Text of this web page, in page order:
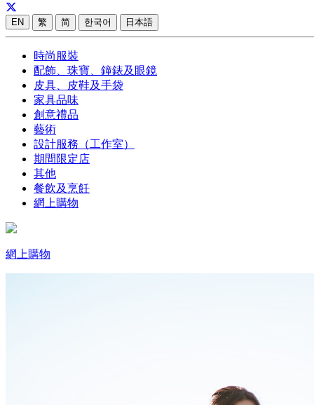
EN 繁 简 한국어 日本語
時尚服裝
配飾、珠寶、鐘錶及眼鏡
皮具、皮鞋及手袋
家具品味
創意禮品
藝術
設計服務（工作室）
期間限定店
其他
餐飲及烹飪
網上購物
網上購物